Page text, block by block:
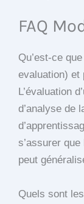
FAQ
Qu’est-ce
evaluation) et
L’évaluation
d’analyse de
s’assurer
peut
Quels sont